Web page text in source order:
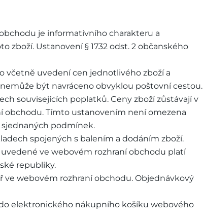
je informativního charakteru a
Ustanovení § 1732 odst. 2 občanského
včetně uvedení cen jednotlivého zboží a
být navráceno obvyklou poštovní cestou.
souvisejících poplatků. Ceny zboží zůstávají v
obchodu. Tímto ustanovením není omezena
podmínek.
spojených s balením a dodáním zboží.
ve webovém rozhraní obchodu platí
republiky.
webovém rozhraní obchodu. Objednávkový
elektronického nákupního košíku webového